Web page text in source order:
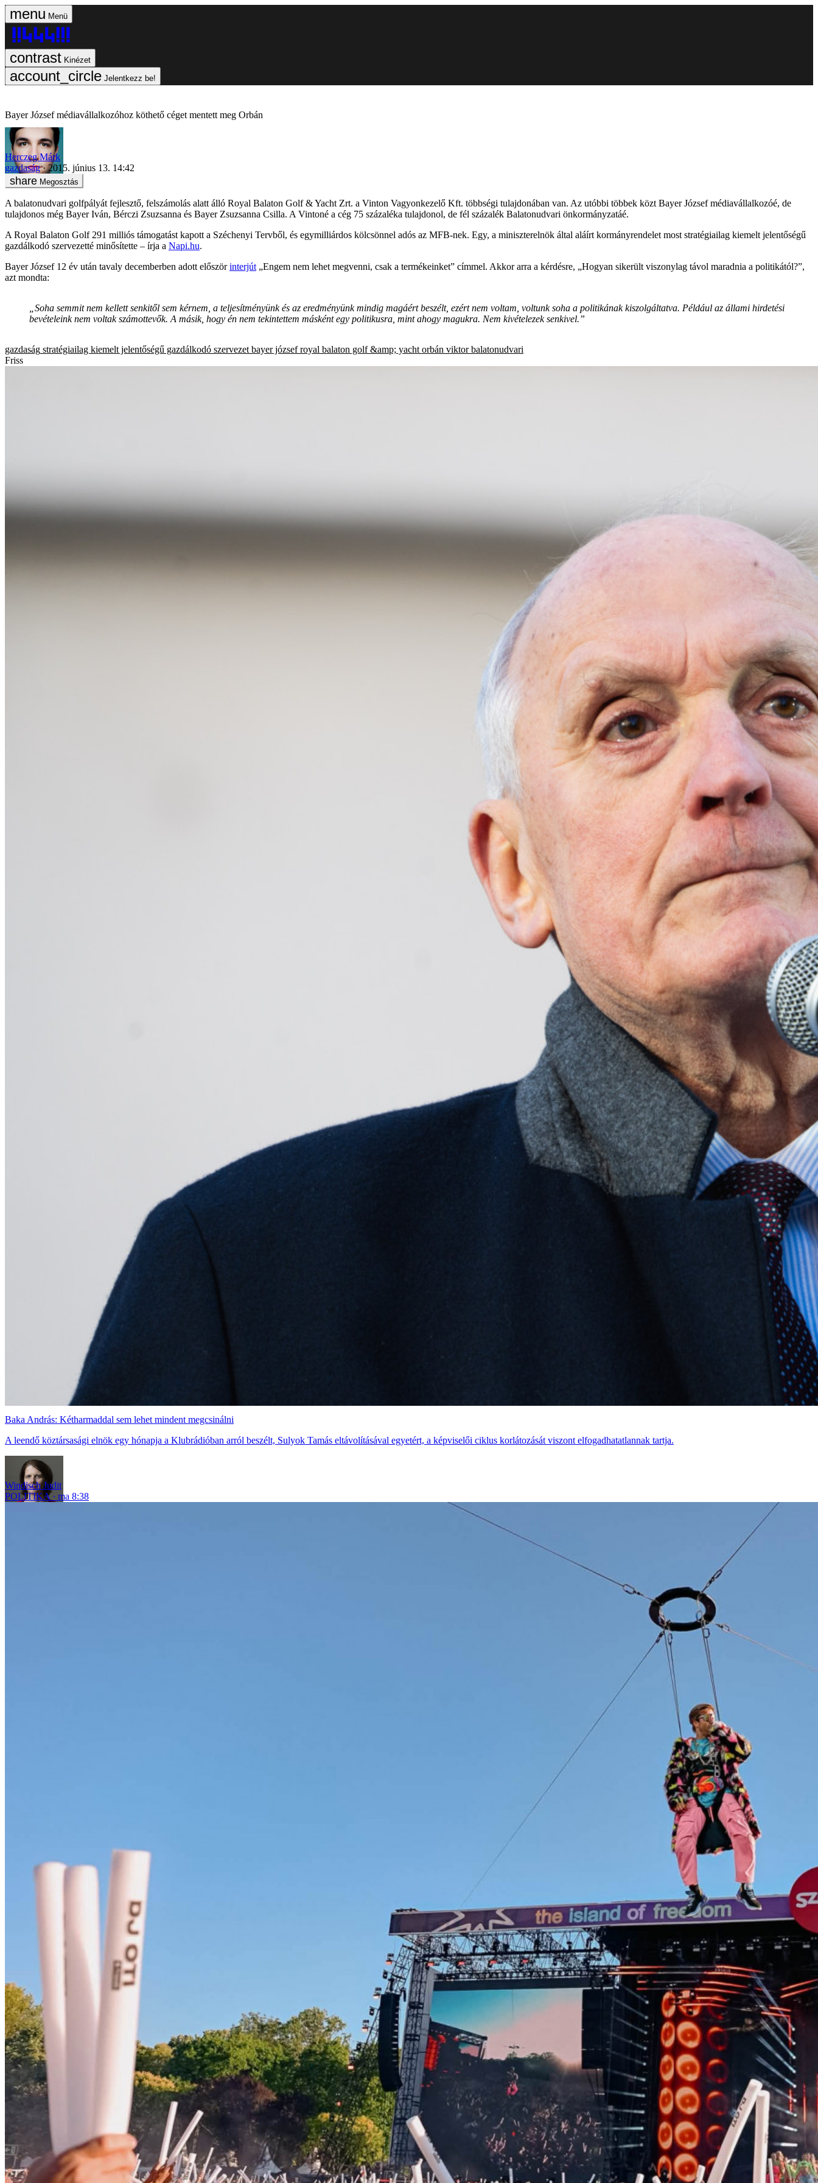
Menü
Kinézet
Jelentkezz be!
Bayer József médiavállalkozóhoz köthető céget mentett meg Orbán
Herczeg Márk
gazdaság
2015. június 13. 14:42
Megosztás
A balatonudvari golfpályát fejlesztő, felszámolás alatt álló Royal Balaton Golf & Yacht Zrt. a Vinton Vagyonkezelő Kft. többségi tulajdonában van. Az utóbbi többek közt Bayer József médiavállalkozóé, de
tulajdonos még Bayer Iván, Bérczi Zsuzsanna és Bayer Zsuzsanna Csilla. A Vintoné a cég 75 százaléka tulajdonol, de fél százalék Balatonudvari önkormányzatáé.
A Royal Balaton Golf 291 milliós támogatást kapott a Széchenyi Tervből, és egymilliárdos kölcsönnel adós az MFB-nek. Egy, a miniszterelnök által aláírt kormányrendelet most stratégiailag kiemelt jelentőségű
gazdálkodó szervezetté minősítette – írja a Napi.hu.
Bayer József 12 év után tavaly decemberben adott előszörinterjút „Engem nem lehet megvenni, csak a termékeinket” címmel. Akkor arra a kérdésre, „Hogyan sikerült viszonylag távol maradnia a politikától?”,
azt mondta:
„Soha semmit nem kellett senkitől sem kérnem, a teljesítményünk és az eredményünk mindig magáért beszélt, ezért nem voltam, voltunk soha a politikának kiszolgáltatva. Például az állami hirdetési
bevételeink nem voltak számottevők. A másik, hogy én nem tekintettem másként egy politikusra, mint ahogy magukra. Nem kivételezek senkivel.”
gazdaság stratégiailag kiemelt jelentőségű gazdálkodó szervezet bayer józsef royal balaton golf &amp; yacht orbán viktor balatonudvari
Friss
Baka András: Kétharmaddal sem lehet mindent megcsinálni
A leendő köztársasági elnök egy hónapja a Klubrádióban arról beszélt, Sulyok Tamás eltávolításával egyetért, a képviselői ciklus korlátozását viszont elfogadhatatlannak tartja.
Windisch Judit
POLITIKA
ma 8:38